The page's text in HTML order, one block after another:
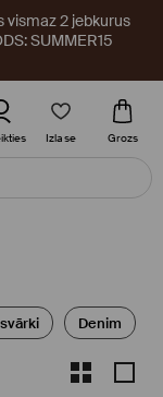
vismaz 2 jebkurus
SUMMER15
Izlase Grozs
Denim